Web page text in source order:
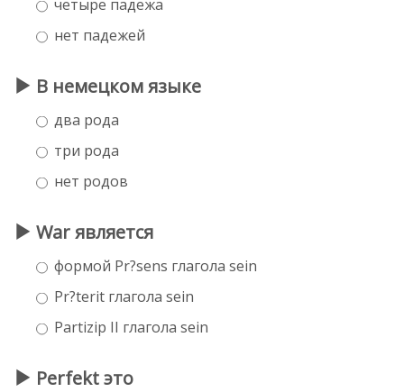
четыре падежа
нет падежей
В немецком языке
два рода
три рода
нет родов
War является
формой Pr?sens глагола sein
Pr?terit глагола sein
Partizip II глагола sein
Perfekt это